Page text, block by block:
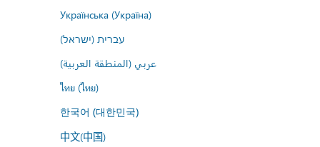
Українська (Україна)
עברית (ישראל)
عربي (المنطقة العربية)
ไทย (ไทย)
한국어 (대한민국)
中文(中国)